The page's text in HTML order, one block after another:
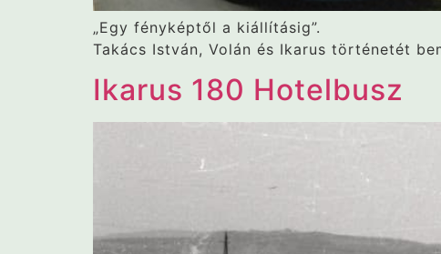
„Egy fényképtől a kiállításig”.
Takács István, Volán és Ikarus történetét
Ikarus 180 Hotelbusz